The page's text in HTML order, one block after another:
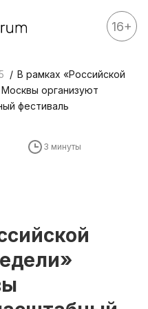
16+
В рамках «Российской
организуют
фестиваль
3 минуты